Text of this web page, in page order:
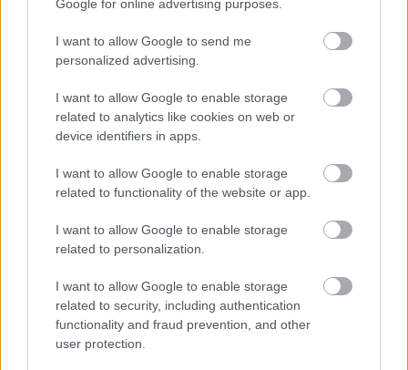
Google for online advertising purposes.
I want to allow Google to send me
personalized advertising.
I want to allow Google to enable storage
related to analytics like cookies on web or
device identifiers in apps.
I want to allow Google to enable storage
related to functionality of the website or app.
I want to allow Google to enable storage
related to personalization.
I want to allow Google to enable storage
related to security, including authentication
functionality and fraud prevention, and other
user protection.
alatt a városba érkezünk.
Érdemes ezzel a vidóval kezdenünk, hogy lássuk
miről is szól Csungking városa!
Csungking már időszámításunk előtt a 11.
században Ba állam központja volt, amely korai
időkben egy független régiót képviselt. A Qin-
dinasztia (i.e. 221-206) idején Csungking a Qin
ettől kezdve egyre fontosabb közigazgatási
központtá vált.